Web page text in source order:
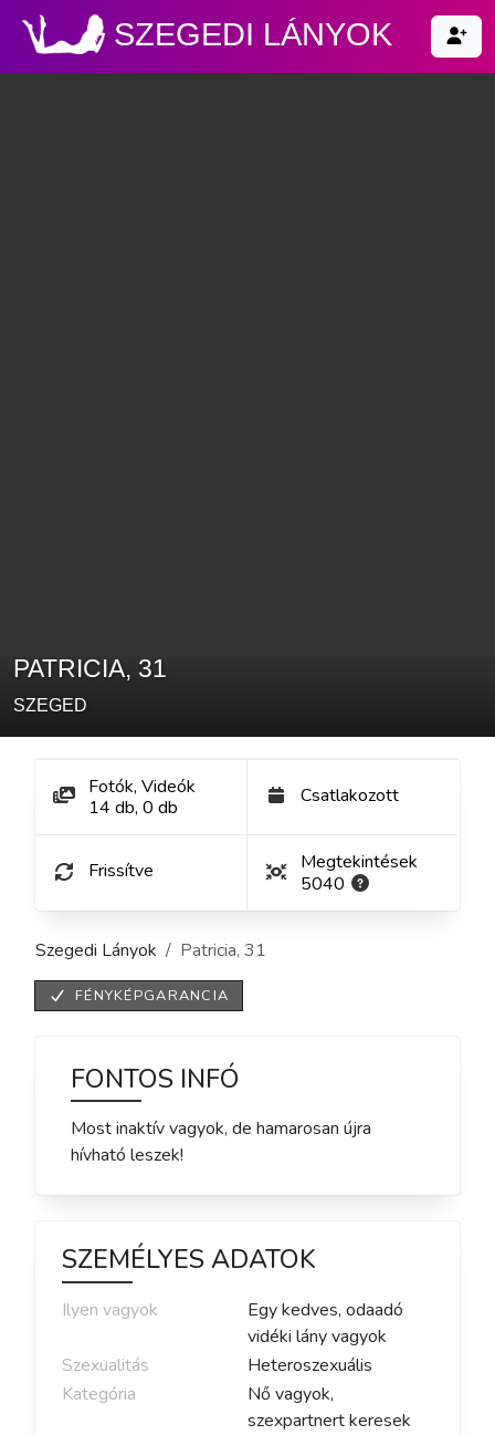
SZEGEDI LÁNYOK
PATRICIA, 31
SZEGED
Fotók, Videók
14 db, 0 db Csatlakozott
Frissítve
Megtekintések
5040
Szegedi Lányok Patricia, 31
FÉNYKÉPGARANCIA
FONTOS INFÓ
Most inaktív vagyok, de hamarosan újra
hívható leszek!
SZEMÉLYES ADATOK
Ilyen vagyok
Egy kedves, odaadó
vidéki lány vagyok
Szexualitás
Heteroszexuális
Kategória
Nő vagyok,
szexpartnert keresek